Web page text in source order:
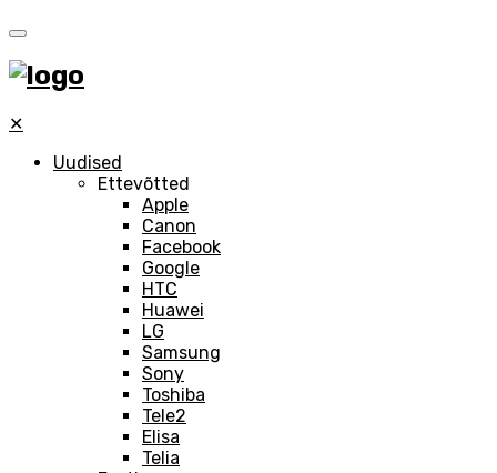
✕
Uudised
Ettevõtted
Apple
Canon
Facebook
Google
HTC
Huawei
LG
Samsung
Sony
Toshiba
Tele2
Elisa
Telia